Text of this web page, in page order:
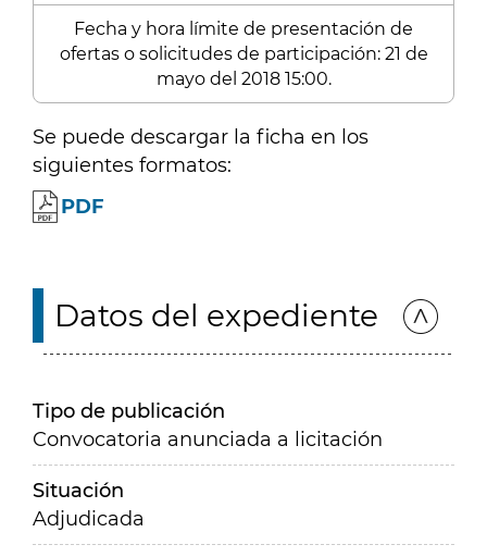
Fecha y hora límite de presentación de
ofertas o solicitudes de participación: 21 de
mayo del 2018 15:00.
Se puede descargar la ficha en los
siguientes formatos:
PDF
Datos del expediente
Tipo de publicación
Convocatoria anunciada a licitación
Situación
Adjudicada